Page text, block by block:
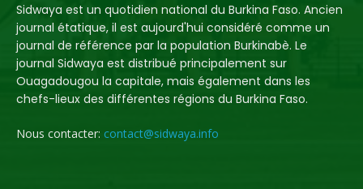
Sidwaya est un quotidien national du Burkina Faso. Ancien
journal étatique, il est aujourd'hui considéré comme un
journal de référence par la population Burkinabè. Le
journal Sidwaya est distribué principalement sur
Ouagadougou la capitale, mais également dans les
chefs-lieux des différentes régions du Burkina Faso.
Nous contacter: contact@sidwaya.info